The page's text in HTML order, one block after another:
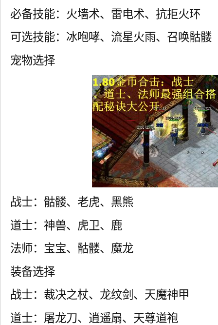
必备技能：火墙术、雷电术、抗拒火环
可选技能：冰咆哮、流星火雨、召唤骷髅
宠物选择
战士：骷髅、老虎、黑熊
道士：神兽、虎卫、鹿
法师：宝宝、骷髅、魔龙
装备选择
战士：裁决之杖、龙纹剑、天魔神甲
道士：屠龙刀、逍遥扇、天尊道袍